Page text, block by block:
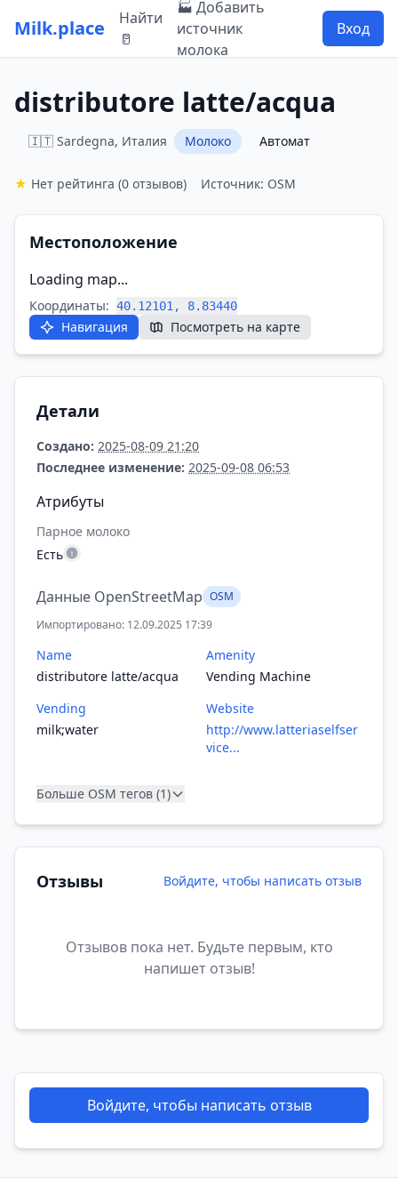
Milk.place
Найти
🥛
🏭 Добавить
источник
молока
Вход
distributore latte/acqua
🇮🇹 Sardegna, Италия Молоко Автомат
★ Нет рейтинга (0 отзывов) Источник: OSM
Местоположение
Loading map...
Координаты: 40.12101, 8.83440
Навигация Посмотреть на карте
Детали
Создано: 2025-08-09 21:20
Последнее изменение: 2025-09-08 06:53
Атрибуты
Парное молоко
Есть
Данные OpenStreetMap OSM
Импортировано: 12.09.2025 17:39
Name
distributore latte/acqua
Amenity
Vending Machine
Vending
milk;water
Website
http://www.latteriaselfser
vice...
Больше OSM тегов (1)
Отзывы Войдите, чтобы написать отзыв
Отзывов пока нет. Будьте первым, кто
напишет отзыв!
Войдите, чтобы написать отзыв